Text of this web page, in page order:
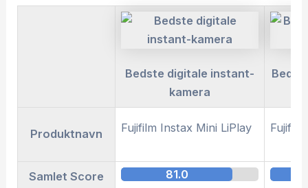
Bedste digitale instant-
kamera
Produktnavn Fujifilm Instax Mini LiPlay
Samlet Score 81.0